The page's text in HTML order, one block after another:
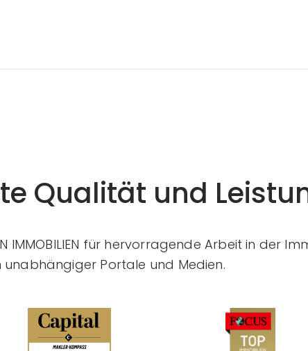
Qualität und
IMMOBILIEN für hervorragende Arbeit in der
Portale und Medien.